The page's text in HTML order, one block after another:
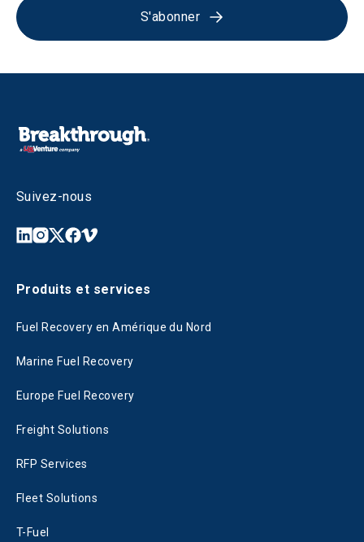
S'abonner
Suivez-nous
Produits et services
Fuel Recovery en Amérique du Nord
Marine Fuel Recovery
Europe Fuel Recovery
Freight Solutions
RFP Services
Fleet Solutions
T-Fuel